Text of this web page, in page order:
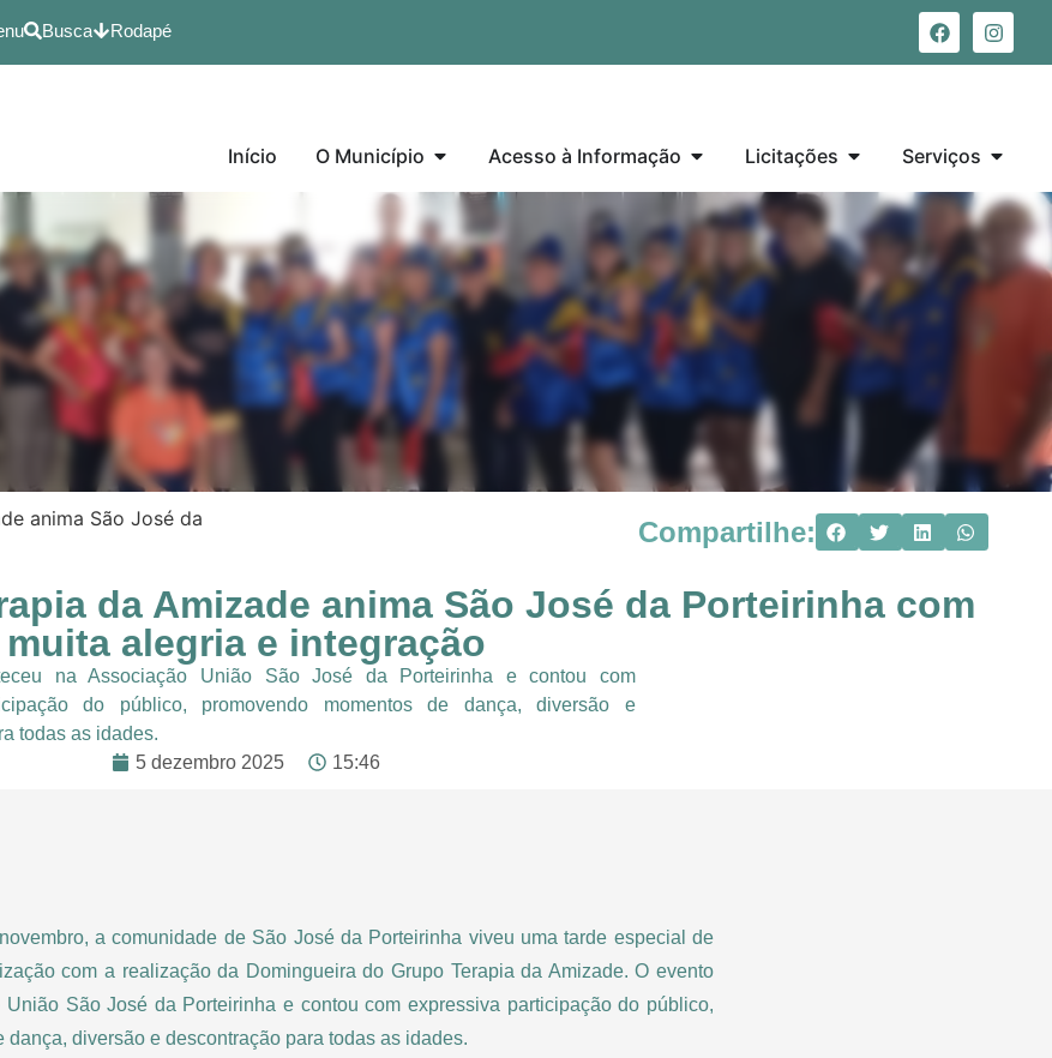
Busca Rodapé
Início O Município Acesso à Informação Licitações Serviços
anima São José da
Compartilhe:
da Amizade anima São José da Porteirinha com
muita alegria e integração
na Associação União São José da Porteirinha e contou com
do público, promovendo momentos de dança, diversão e
todas as idades.
5 dezembro 2025
15:46
a comunidade de São José da Porteirinha viveu uma tarde especial de
com a realização da Domingueira do Grupo Terapia da Amizade. O evento
São José da Porteirinha e contou com expressiva participação do público,
dança, diversão e descontração para todas as idades.